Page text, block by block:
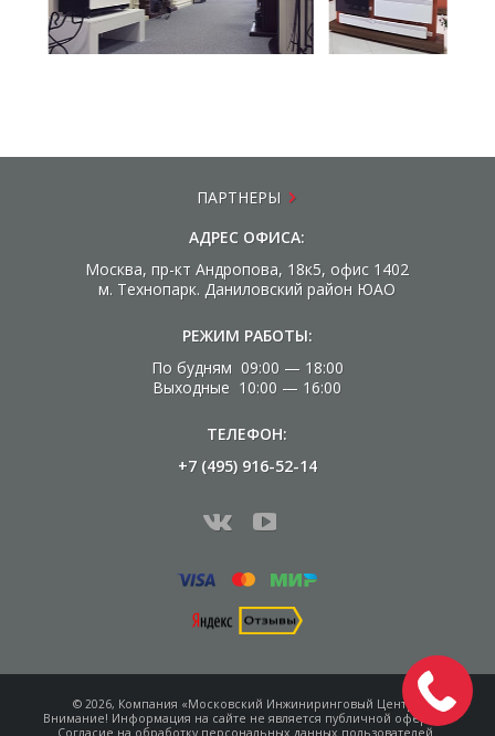
ПАРТНЕРЫ
АДРЕС ОФИСА:
Москва, пр-кт Андропова, 18к5, офис 1402
м. Технопарк. Даниловский район ЮАО
РЕЖИМ РАБОТЫ:
По будням 09:00 — 18:00
Выходные 10:00 — 16:00
ТЕЛЕФОН:
+7 (495) 916-52-14
© 2026, Компания «Московский Инжиниринговый Центр»
Внимание! Информация на сайте не является публичной офертой.